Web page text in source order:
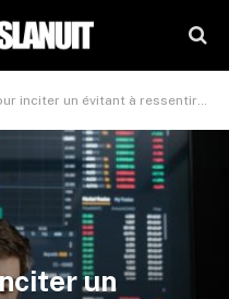
à ressentir le besoin de vous rechercher et de vous apprécier
un